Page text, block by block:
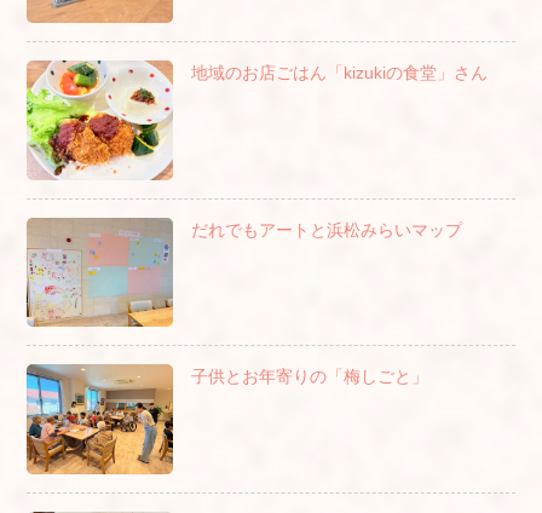
地域のお店ごはん「kizukiの食堂」さん
だれでもアートと浜松みらいマップ
子供とお年寄りの「梅しごと」